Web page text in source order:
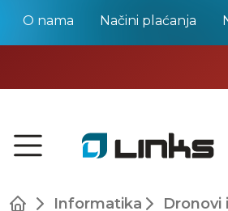
O nama Načini plaćanja
Informatika Dronovi